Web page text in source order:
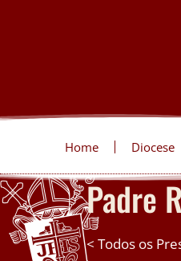
Home Diocese
Padre
< Todos os